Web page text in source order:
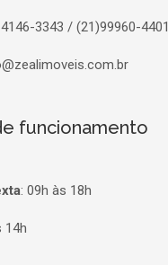
3343 / (21)99960-4401
funcionamento
: 09h às 18h
14h